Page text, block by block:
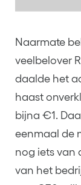
Naarmate
veelbelover
daalde het
haast
bijna €1.
eenmaal de
nog iets van
van het